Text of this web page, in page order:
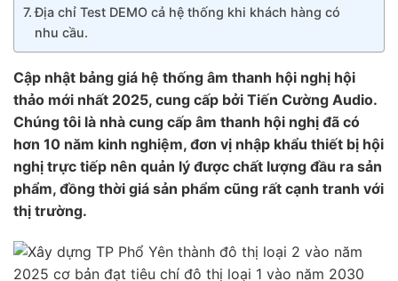
Địa chỉ Test DEMO cả hệ thống khi khách hàng có
nhu cầu.
Cập nhật bảng giá hệ thống âm thanh hội nghị hội
thảo mới nhất 2025, cung cấp bởi Tiến Cường Audio.
Chúng tôi là nhà cung cấp âm thanh hội nghị đã có
hơn 10 năm kinh nghiệm, đơn vị nhập khẩu thiết bị hội
nghị trực tiếp nên quản lý được chất lượng đầu ra sản
phẩm, đồng thời giá sản phẩm cũng rất cạnh tranh với
thị trường.